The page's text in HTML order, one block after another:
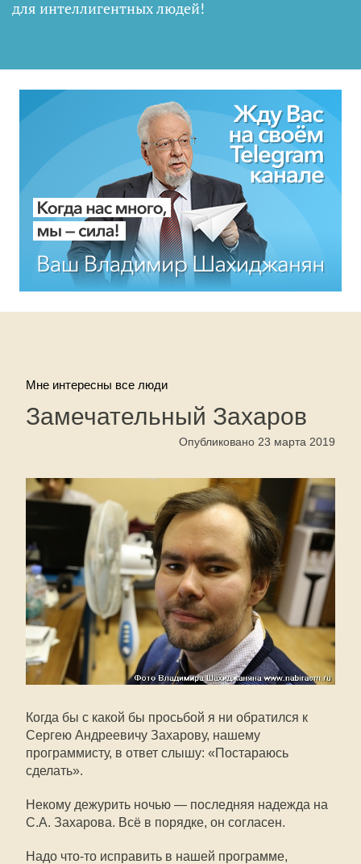
для интеллигентных людей!
Мне интересны все люди
Замечательный Захаров
Опубликовано 23 марта 2019
Когда бы с какой бы просьбой я ни обратился к
Сергею Андреевичу Захарову, нашему
программисту, в ответ слышу: «Постараюсь
сделать».
Некому дежурить ночью — последняя надежда на
С.А. Захарова. Всё в порядке, он согласен.
Надо что-то исправить в нашей программе,